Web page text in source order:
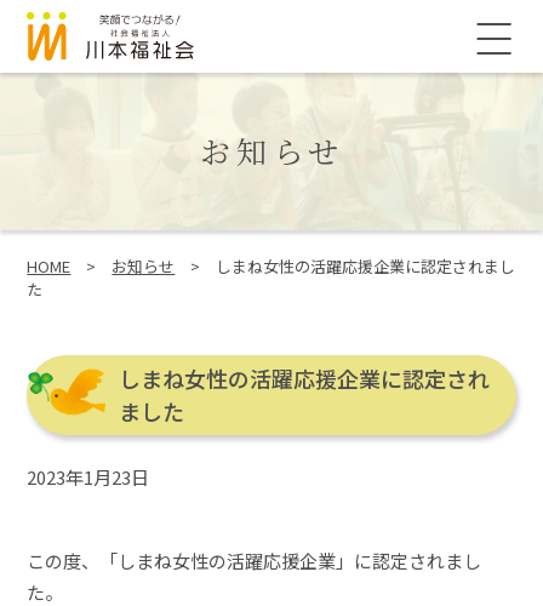
このページの本文へ
メ
ニ
お知らせ
こ
の
ジ
の
位
置:
HOME > お知らせ >
しまね女性の活躍応援企業に認定されまし
た
しまね女性の活躍応援企業に認定され
ました
2023年1月23日
この度、「しまね女性の活躍応援企業」に認定されまし
た。